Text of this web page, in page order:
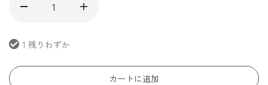
1 残りわずか
カートに追加